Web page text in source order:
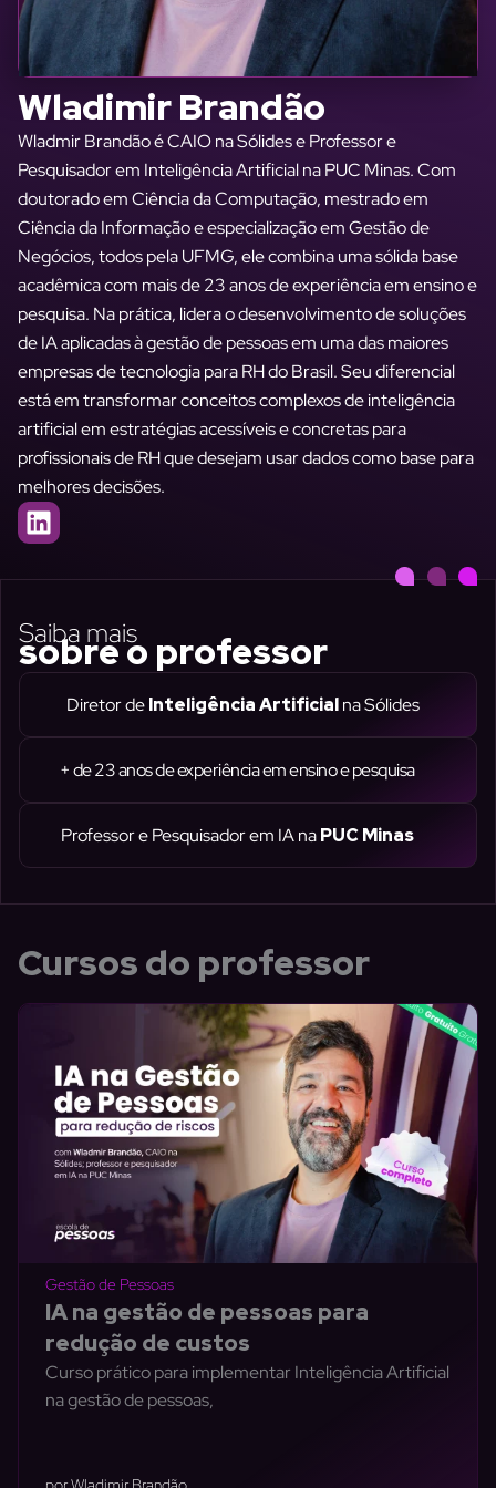
Wladimir Brandão
Wladmir Brandão é CAIO na Sólides e Professor e
Pesquisador em Inteligência Artificial na PUC Minas. Com
doutorado em Ciência da Computação, mestrado em
Ciência da Informação e especialização em Gestão de
Negócios, todos pela UFMG, ele combina uma sólida base
acadêmica com mais de 23 anos de experiência em ensino e
pesquisa. Na prática, lidera o desenvolvimento de soluções
de IA aplicadas à gestão de pessoas em uma das maiores
empresas de tecnologia para RH do Brasil. Seu diferencial
está em transformar conceitos complexos de inteligência
artificial em estratégias acessíveis e concretas para
profissionais de RH que desejam usar dados como base para
melhores decisões.
L
i
e
d
i
Saiba mais
sobre o professor
Diretor deInteligência Artificialna Sólides
+ de 23 anos de experiência em ensino e pesquisa
Professor e Pesquisador em IA naPUC Minas
Cursos do professor
Gestão de Pessoas
IA na gestão de pessoas para
redução de custos
Curso prático para implementar Inteligência Artificial
na gestão de pessoas,